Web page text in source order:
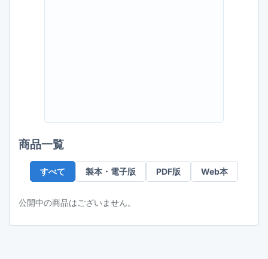
商品一覧
すべて 製本・電子版 PDF版 Web本
公開中の商品はございません。